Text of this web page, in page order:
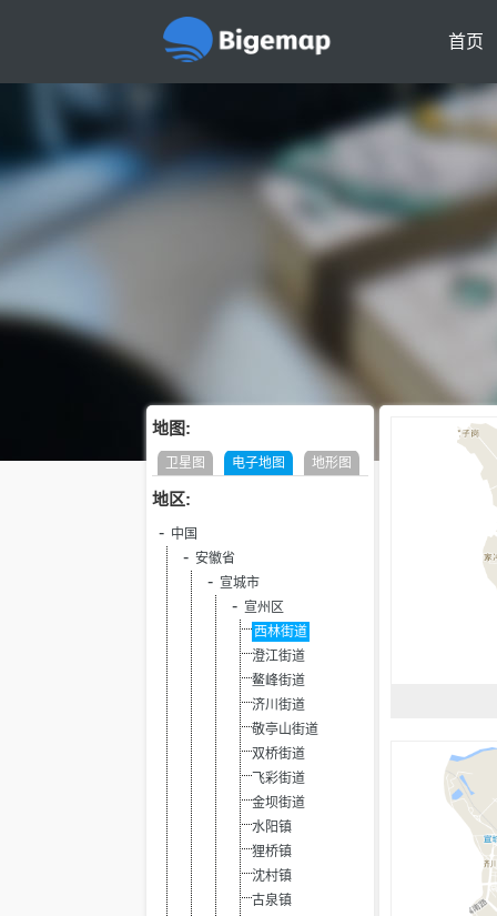
首页
地图:
卫星图 电子地图 地形图
地区:
中国
安徽省
宣城市
宣州区
西林街道
澄江街道
鳌峰街道
济川街道
敬亭山街道
双桥街道
飞彩街道
金坝街道
水阳镇
狸桥镇
沈村镇
古泉镇